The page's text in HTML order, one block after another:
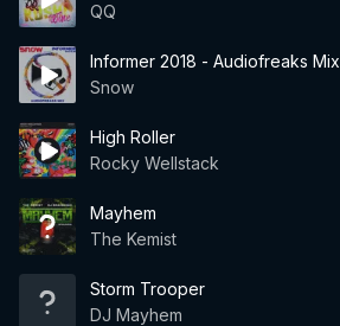
QQ
Informer 2018 - Audiofreaks Mix
Snow
High Roller
Rocky Wellstack
Mayhem
The Kemist
Storm Trooper
DJ Mayhem